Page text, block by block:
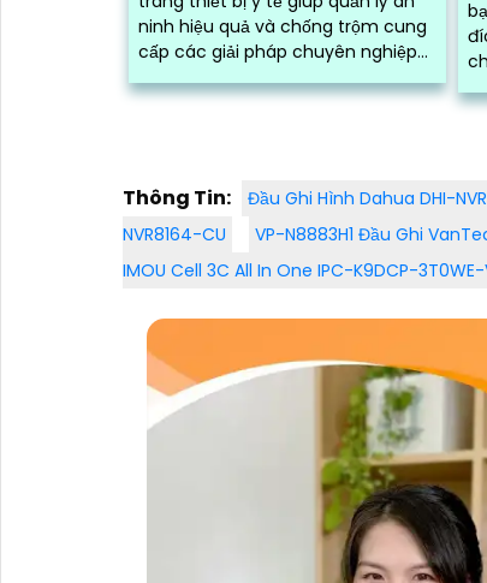
ninh hiệu quả và chống trộm cung
cấp các giải pháp chuyên nghiệp
chất lượng cao, hình ảnh sắc nét
đích
Thông Tin: Đầu Ghi Hình Dahua DHI-
NVR8164-CU
VP-N8883H1 Đầu Ghi
IMOU Cell 3C All In One IPC-K9DCP-3T0WE-